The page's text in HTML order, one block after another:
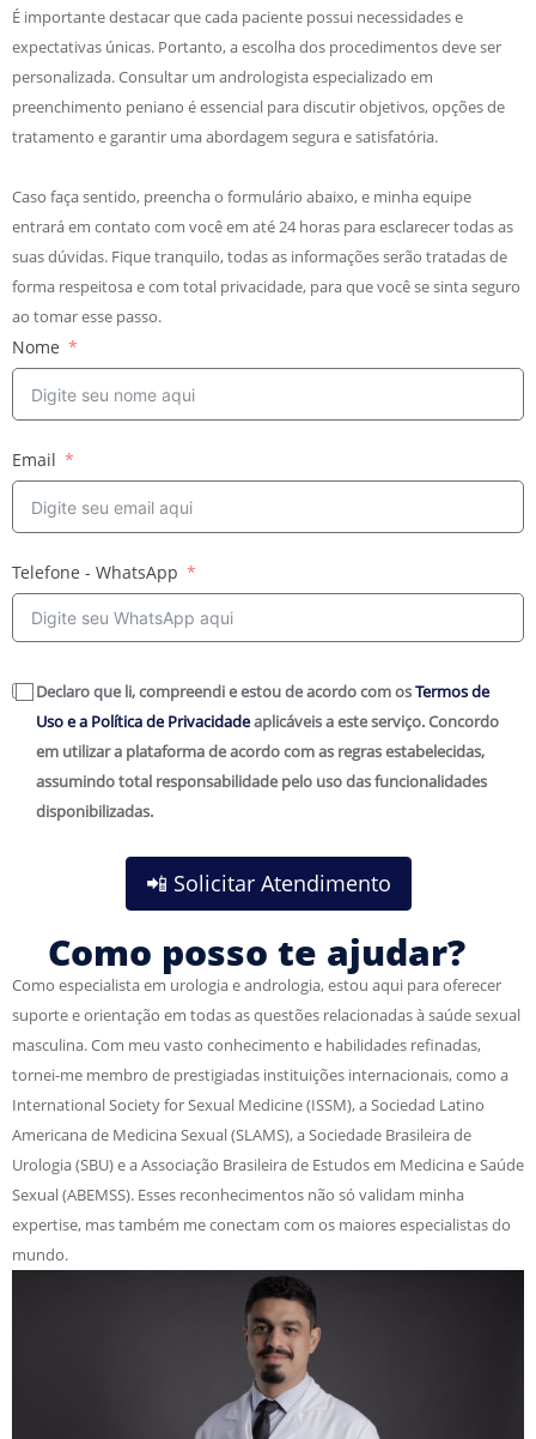
É importante destacar que cada paciente possui necessidades e
expectativas únicas. Portanto, a escolha dos procedimentos deve ser
personalizada. Consultar um andrologista especializado em
preenchimento peniano é essencial para discutir objetivos, opções de
tratamento e garantir uma abordagem segura e satisfatória.
Caso faça sentido, preencha o formulário abaixo, e minha equipe
entrará em contato com você em até 24 horas para esclarecer todas as
suas dúvidas. Fique tranquilo, todas as informações serão tratadas de
forma respeitosa e com total privacidade, para que você se sinta seguro
ao tomar esse passo.
Nome
Email
Telefone - WhatsApp
Declaro que li, compreendi e estou de acordo com osTermos de
Uso e a Política de Privacidadeaplicáveis a este serviço. Concordo
em utilizar a plataforma de acordo com as regras estabelecidas,
assumindo total responsabilidade pelo uso das funcionalidades
disponibilizadas.
📲 Solicitar Atendimento
Como posso te ajudar?
Como especialista em urologia e andrologia, estou aqui para oferecer
suporte e orientação em todas as questões relacionadas à saúde sexual
masculina. Com meu vasto conhecimento e habilidades refinadas,
tornei-me membro de prestigiadas instituições internacionais, como a
International Society for Sexual Medicine (ISSM), a Sociedad Latino
Americana de Medicina Sexual (SLAMS), a Sociedade Brasileira de
Urologia (SBU) e a Associação Brasileira de Estudos em Medicina e Saúde
Sexual (ABEMSS). Esses reconhecimentos não só validam minha
expertise, mas também me conectam com os maiores especialistas do
mundo.